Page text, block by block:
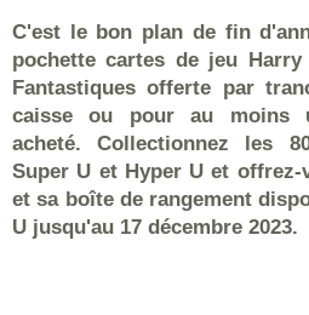
C'est le bon plan de fin
pochette cartes de jeu
Fantastiques offerte par
caisse ou pour au moins
acheté. Collectionnez les
Super U et Hyper U et
et sa boîte de rangement
U jusqu'au 17 décembre 2023.